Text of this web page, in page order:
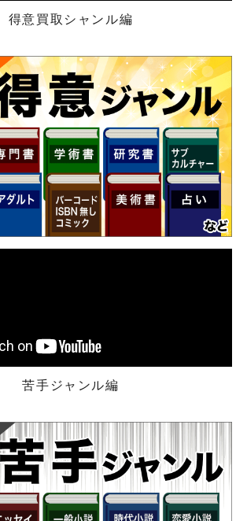
得意買取シャンル編
苦手ジャンル編